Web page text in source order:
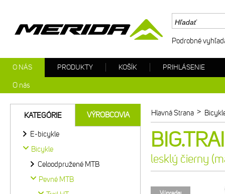
Hlavná Strana >
lesklý čierny
KATEGÓRIE VÝROBCOVIA
E-bicykle
Bicykle
Celoodpružené MTB
Pevné MTB
Podrobné
O NÁS
O nás
PRODUKTY KOŠÍK PRIHLÁSENIE